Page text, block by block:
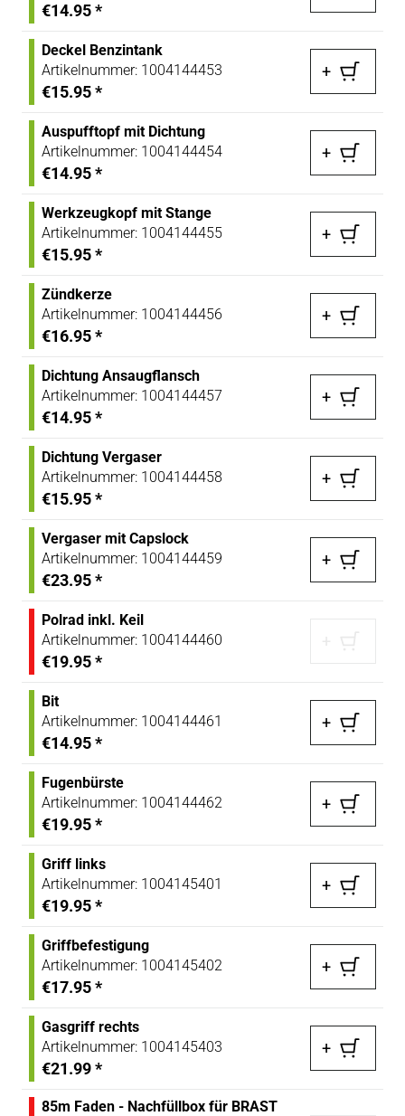
€14.95*
Deckel Benzintank
Artikelnummer: 1004144453
€15.95*
+
Auspufftopf mit Dichtung
Artikelnummer: 1004144454
€14.95*
+
Werkzeugkopf mit Stange
Artikelnummer: 1004144455
€15.95*
+
Zündkerze
Artikelnummer: 1004144456
€16.95*
+
Dichtung Ansaugflansch
Artikelnummer: 1004144457
€14.95*
+
Dichtung Vergaser
Artikelnummer: 1004144458
€15.95*
+
Vergaser mit Capslock
Artikelnummer: 1004144459
€23.95*
+
Polrad inkl. Keil
Artikelnummer: 1004144460
€19.95*
Bit
Artikelnummer: 1004144461
€14.95*
+
Fugenbürste
Artikelnummer: 1004144462
€19.95*
+
Griff links
Artikelnummer: 1004145401
€19.95*
+
Griffbefestigung
Artikelnummer: 1004145402
€17.95*
+
Gasgriff rechts
Artikelnummer: 1004145403
€21.99*
+
85m Faden - Nachfüllbox für BRAST